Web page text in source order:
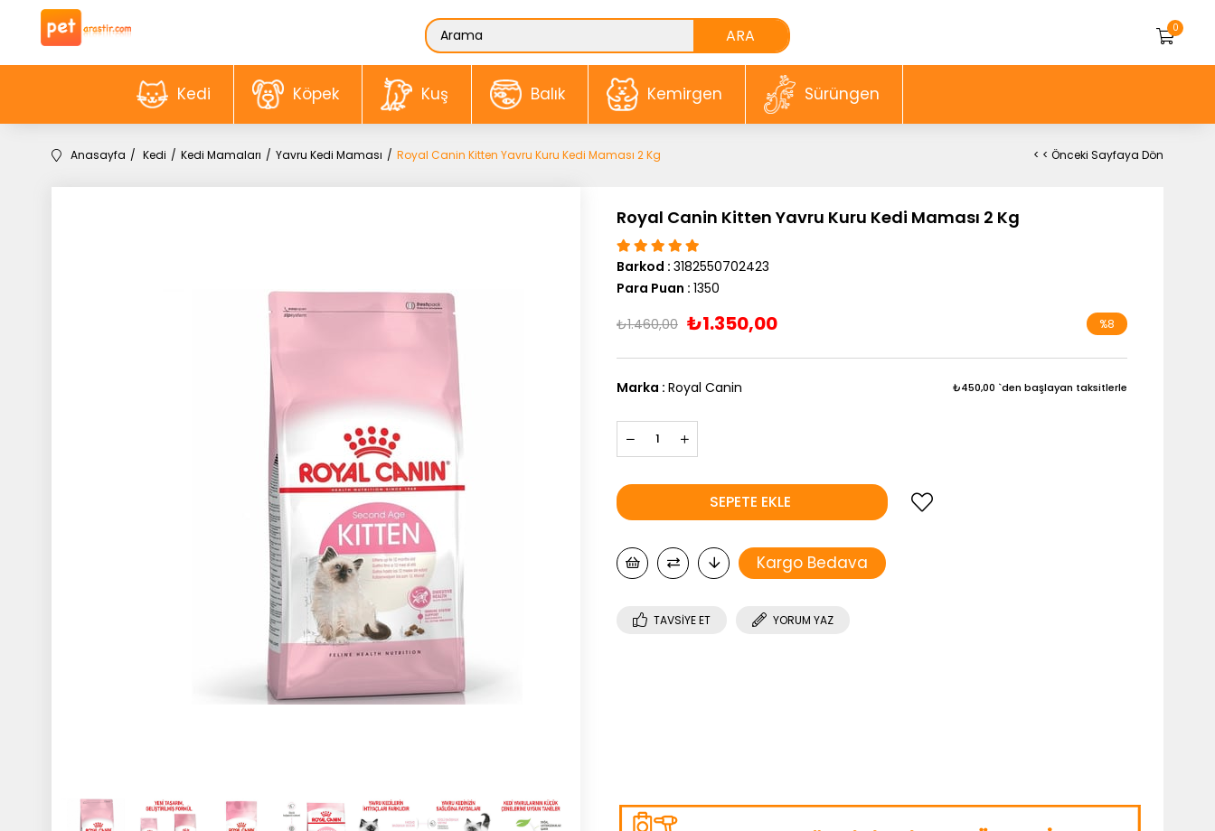
0
Kedi Köpek Kuş Balık Kemirgen Sürüngen
Anasayfa Kedi Kedi Mamaları Yavru Kedi Maması Royal Canin Kitten Yavru Kuru Kedi Maması 2 Kg < < Önceki Sayfaya Dön
Royal Canin Kitten Yavru Kuru Kedi Maması 2 Kg
Barkod : 3182550702423
Para Puan : 1350
₺1.460,00 ₺1.350,00 %8
Marka : Royal Canin ₺450,00 `den başlayan taksitlerle
Kargo Bedava
TAVSIYE ET YORUM YAZ